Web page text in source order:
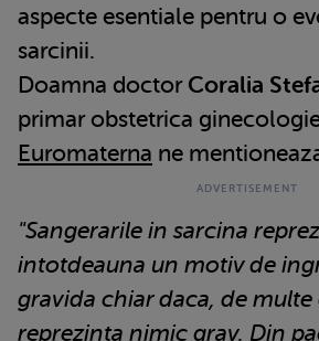
aspecte esentiale pentru o
sarcinii.
Doamna doctor Coralia
primar obstetrica
Euromaterna ne
"Sangerarile in sarcina
intotdeauna un motiv de
gravida chiar daca, de
reprezinta nimic grav. Din